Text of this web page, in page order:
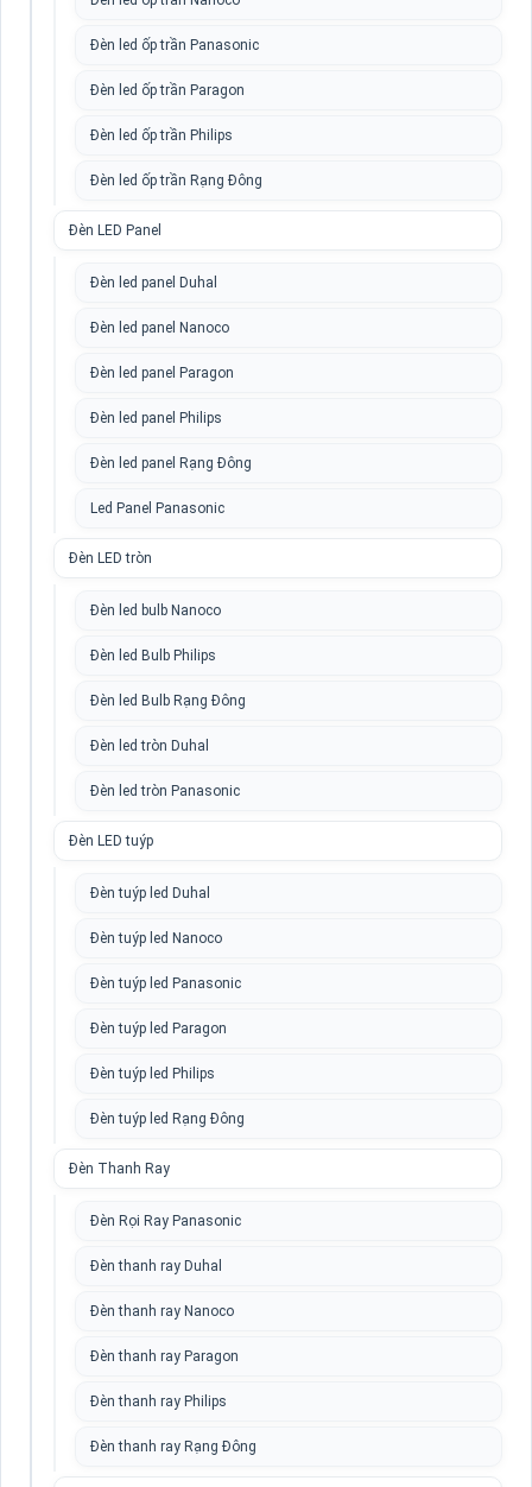
Đèn led ốp trần Panasonic
Đèn led ốp trần Paragon
Đèn led ốp trần Philips
Đèn led ốp trần Rạng Đông
Đèn LED Panel
Đèn led panel Duhal
Đèn led panel Nanoco
Đèn led panel Paragon
Đèn led panel Philips
Đèn led panel Rạng Đông
Led Panel Panasonic
Đèn LED tròn
Đèn led bulb Nanoco
Đèn led Bulb Philips
Đèn led Bulb Rạng Đông
Đèn led tròn Duhal
Đèn led tròn Panasonic
Đèn LED tuýp
Đèn tuýp led Duhal
Đèn tuýp led Nanoco
Đèn tuýp led Panasonic
Đèn tuýp led Paragon
Đèn tuýp led Philips
Đèn tuýp led Rạng Đông
Đèn Thanh Ray
Đèn Rọi Ray Panasonic
Đèn thanh ray Duhal
Đèn thanh ray Nanoco
Đèn thanh ray Paragon
Đèn thanh ray Philips
Đèn thanh ray Rạng Đông